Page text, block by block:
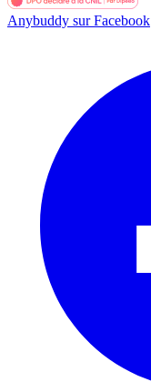
Anybuddy sur Facebook